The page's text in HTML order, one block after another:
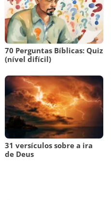
70 Perguntas Bíblicas: Quiz
(nível difícil)
31 versículos sobre a ira
de Deus